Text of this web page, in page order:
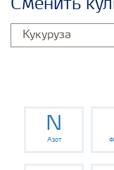
Культуры
Инструменты и
Хранение
Сменить
N
Азот